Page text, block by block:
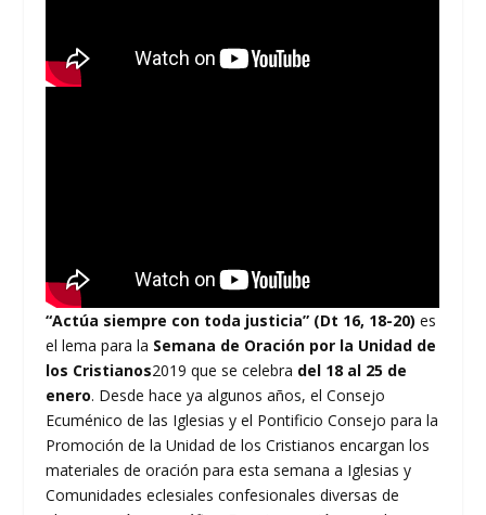
“Actúa siempre con toda justicia” (Dt 16, 18-20) es
el lema para la Semana de Oración por la Unidad de
los Cristianos2019 que se celebra del 18 al 25 de
enero. Desde hace ya algunos años, el Consejo
Ecuménico de las Iglesias y el Pontificio Consejo para la
Promoción de la Unidad de los Cristianos encargan los
materiales de oración para esta semana a Iglesias y
Comunidades eclesiales confesionales diversas de